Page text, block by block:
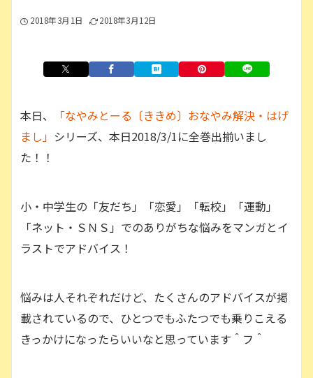
2018年3月1日 2018年3月12日
本日、
「なやみとーる〔ききめ〕おなやみ解決・はげ
まし」 シリーズ、本日2018/3/1に全巻出揃いまし
た！！
小・中学生の「友だち」「恋愛」「転校」「運動」
「ネット・ＳＮＳ」でのありがちな悩みをマンガとイ
ラストでアドバイス！
悩みは人それぞれだけど、たくさんのアドバイスが掲
載されているので、ひとつでもふたつでも乗りこえる
きっかけになったらいいなと思っています＾フ＾